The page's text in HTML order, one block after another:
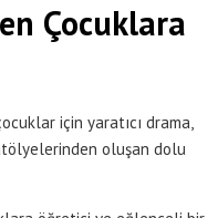
Girecek Filmler
Çocuklara
için yaratıcı drama,
oluşan dolu